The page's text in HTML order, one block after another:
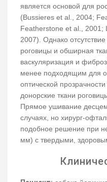
является основой для
(Bussieres et al., 2004;
Featherstone et al., 2001;
2007). Однако
роговицы и обширная
васкуляризация и
менее подходящим для
оптической
донорские ткани
Прямое ушивание
случаях, но хирург-
подобное решение при
мм) с твердыми,